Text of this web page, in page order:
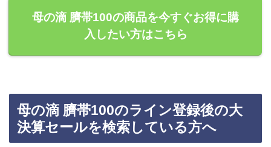
母の滴 臍帯100の商品を今すぐお得に購
入したい方はこちら
母の滴 臍帯100のライン登録後の大
決算セールを検索している方へ